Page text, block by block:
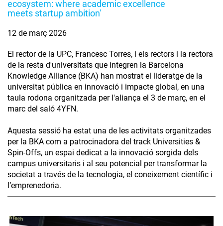
ecosystem: where academic excellence
meets startup ambition'
12 de març 2026
El rector de la UPC, Francesc Torres, i els rectors i la rectora
de la resta d'universitats que integren la Barcelona
Knowledge Alliance (BKA) han mostrat el lideratge de la
universitat pública en innovació i impacte global, en una
taula rodona organitzada per l'aliança el 3 de març, en el
marc del saló 4YFN.
Aquesta sessió ha estat una de les activitats organitzades
per la BKA com a patrocinadora del track Universities &
Spin-Offs, un espai dedicat a la innovació sorgida dels
campus universitaris i al seu potencial per transformar la
societat a través de la tecnologia, el coneixement científic i
l’emprenedoria.